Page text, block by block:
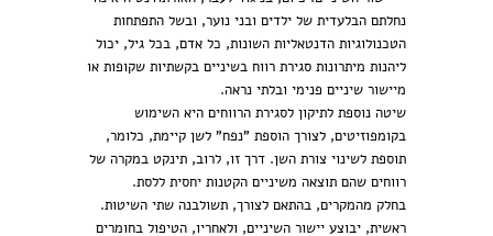
נחלתם הבלעדית של ילדים ובני נוער, ובשל התפתחות
הטכנולוגיות הדנטאליות השונות, כל אדם, בכל גיל, יכול
ליהנות מיתרונות סגירת רווח בשיניים בקשתיות שקופות או
מיישור שיניים פנימי ובלתי נראה.
שיטה נוספת לתיקון לסגירת הרווחים היא השימוש
בקומפוזיטים, לצורך הוספת "נפח" לשן קיימת, כלומר,
תוספת לשינוי צורת השן. דרך זו, לרוב, תינקט במקרה של
רווחים שהם תוצאה משיניים הקטנות יחסית ללסת.
בחלק מהמקרים, בהתאם לצורך, תשולבנה שתי השיטות.
ראשית, יבוצע יישור השיניים, ולאחריו, הטיפול בחומרים